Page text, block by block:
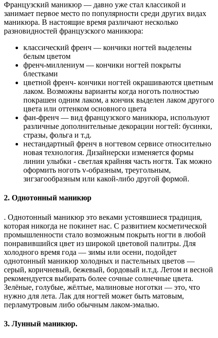
Французский маникюр — давно уже стал классикой и
занимает первое место по популярности среди других видах
маникюра. В настоящие время различают несколько
разновидностей французского маникюра:
классический френч — кончики ногтей выделены
белым цветом
френч-миллениум — кончики ногтей покрыты
блестками
цветной френч- кончики ногтей окрашиваются цветным
лаком. Возможны варианты когда ноготь полностью
покрашен одним лаком, а кончик выделен лаком другого
цвета или оттенком основного цвета
фан-френч — вид французского маникюра, используют
различные дополнительные декорации ногтей: бусинки,
стразы, фольга и т.д.
нестандартный френч в ногтевом сервисе относительно
новая технология. Дизайнерски изменяется формы
линии улыбки - светлая крайняя часть ногтя. Так можно
оформить ноготь v-образным, треугольным,
зигзагообразным или какой-либо другой формой.
2. Однотонный маникюр
. Однотонный маникюр это веками устоявшиеся традиция,
которая никогда не покинет нас. С развитием косметической
промышленности стало возможным покрыть ногти в любой
понравившийся цвет из широкой цветовой палитры. Для
холодного время года — зимы или осени, подойдет
однотонный маникюр холодных и пастельных цветов —
серый, коричневый, бежевый, бордовый и.т.д. Летом и весной
рекомендуется выбирать более сочные солнечные цвета.
Зелёные, голубые, жёлтые, малиновые ноготки — это, что
нужно для лета. Лак для ногтей может быть матовым,
перламутровым либо обычным лаком-эмалью.
3. Лунный маникюр.